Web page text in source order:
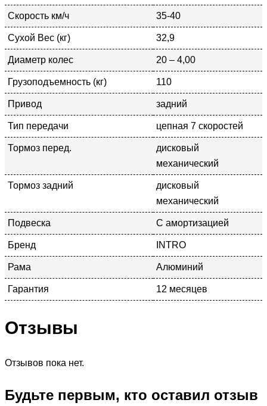
Скорость км/ч 35-40
Сухой Вес (кг) 32,9
Диаметр колес 20 – 4,00
Грузоподъемность (кг) 110
Привод задний
Тип передачи цепная 7 скоростей
Тормоз перед.
дисковый
механический
Тормоз задний
дисковый
механический
Подвеска С амортизацией
Бренд INTRO
Рама Алюминий
Гарантия 12 месяцев
Отзывы
Отзывов пока нет.
Будьте первым, кто оставил отзыв